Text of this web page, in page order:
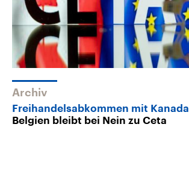
Archiv
Freihandelsabkommen mit Kanada
Belgien bleibt bei Nein zu Ceta